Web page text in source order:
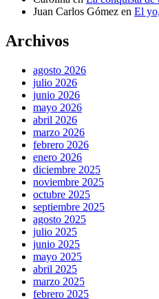
Juan Carlos Gómez en El
Archivos
agosto 2026
julio 2026
junio 2026
mayo 2026
abril 2026
marzo 2026
febrero 2026
enero 2026
diciembre 2025
noviembre 2025
octubre 2025
septiembre 2025
agosto 2025
julio 2025
junio 2025
mayo 2025
abril 2025
marzo 2025
febrero 2025